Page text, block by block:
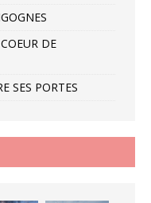
DE
SES PORTES